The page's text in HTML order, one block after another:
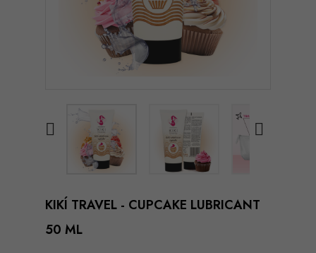
 
KIKÍ TRAVEL - CUPCAKE LUBRICANT
50 ML